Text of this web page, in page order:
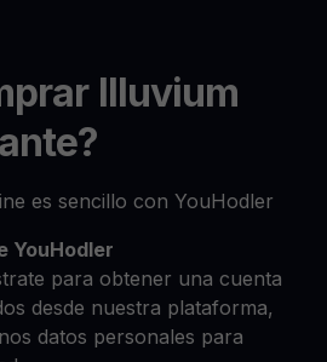
Illuvium
es sencillo con YouHodler
YouHodler
para obtener una cuenta
desde nuestra plataforma,
datos personales para